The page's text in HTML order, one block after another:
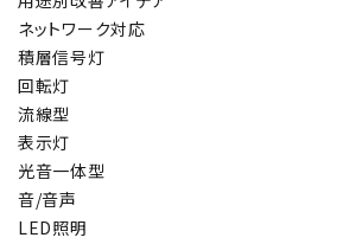
ネットワーク対応
積層信号灯
回転灯
流線型
表示灯
光音一体型
音/音声
LED照明